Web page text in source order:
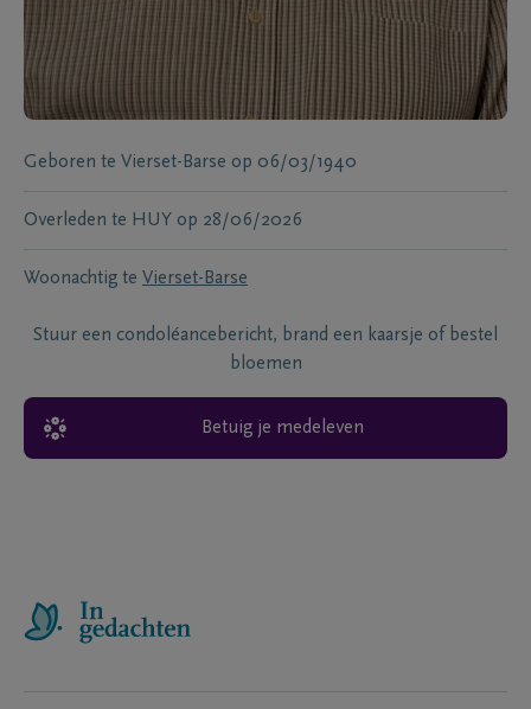
Geboren te Vierset-Barse op 06/03/1940
Overleden te HUY op 28/06/2026
Woonachtig te Vierset-Barse
Stuur een condoléancebericht, brand een kaarsje of bestel
bloemen
Betuig je medeleven